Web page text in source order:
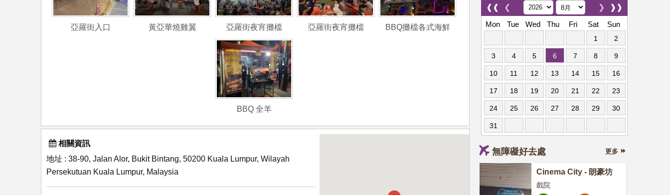
亞羅街入口 黃亞華燒雞翼 亞羅街夜宵攤檔 亞羅街夜宵攤檔 BBQ攤檔各式海鮮
BBQ 全羊
相關資訊
地址 : 38-90, Jalan Alor, Bukit Bintang, 50200 Kuala Lumpur, Wilayah
Persekutuan Kuala Lumpur, Malaysia
❰❰ ❮ ❱❱
❯
Mon
Tue Wed Thu Fri Sat Sun
1 2
3 4 5 6 7 8 9
10 11 12 13 14 15 16
17 18 19 20 21 22 23
24 25 26 27 28 29 30
31
無障礙好去處 更多
Cinema City - 朗豪坊
戲院